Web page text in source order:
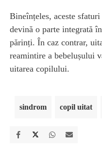
Bineînțeles, aceste
devină o parte integrată
părinți. În caz contrar,
reamintire a bebelușului
uitarea copilului.
sindrom copil uitat